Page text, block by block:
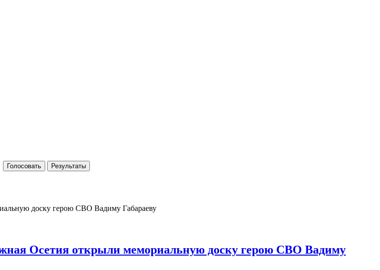
Голосовать Результаты
Осетия открыли мемориальную доску герою СВО Вадиму